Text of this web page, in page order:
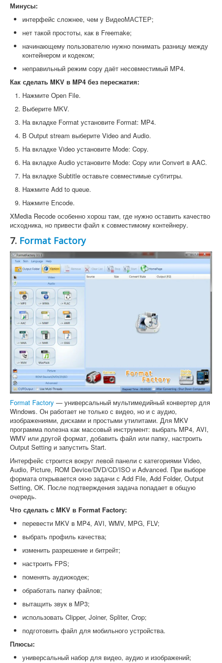
Минусы:
интерфейс сложнее, чем у ВидеоМАСТЕР;
нет такой простоты, как в Freemake;
начинающему пользователю нужно понимать разницу между
контейнером и кодеком;
неправильный режим copy даёт несовместимый MP4.
Как сделать MKV в MP4 без пересжатия:
Нажмите Open File.
Выберите MKV.
На вкладке Format установите Format: MP4.
В Output stream выберите Video and Audio.
На вкладке Video установите Mode: Copy.
На вкладке Audio установите Mode: Copy или Convert в AAC.
На вкладке Subtitle оставьте совместимые субтитры.
Нажмите Add to queue.
Нажмите Encode.
XMedia Recode особенно хорош там, где нужно оставить качество
исходника, но привести файл к совместимому контейнеру.
7. Format Factory
Format Factory — универсальный мультимедийный конвертер для
Windows. Он работает не только с видео, но и с аудио,
изображениями, дисками и простыми утилитами. Для MKV
программа полезна как массовый инструмент: выбрать MP4, AVI,
WMV или другой формат, добавить файл или папку, настроить
Output Setting и запустить Start.
Интерфейс строится вокруг левой панели с категориями Video,
Audio, Picture, ROM Device/DVD/CD/ISO и Advanced. При выборе
формата открывается окно задачи с Add File, Add Folder, Output
Setting, OK. После подтверждения задача попадает в общую
очередь.
Что сделать с MKV в Format Factory:
перевести MKV в MP4, AVI, WMV, MPG, FLV;
выбрать профиль качества;
изменить разрешение и битрейт;
настроить FPS;
поменять аудиокодек;
обработать папку файлов;
вытащить звук в MP3;
использовать Clipper, Joiner, Spliter, Crop;
подготовить файл для мобильного устройства.
Плюсы:
универсальный набор для видео, аудио и изображений;